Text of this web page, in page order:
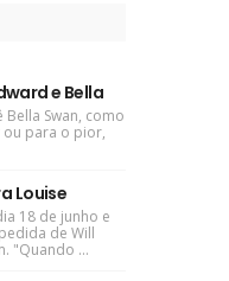
e Bella
Bella Swan, como
ou para o pior,
Louise
18 de junho e
de Will
"Quando ...